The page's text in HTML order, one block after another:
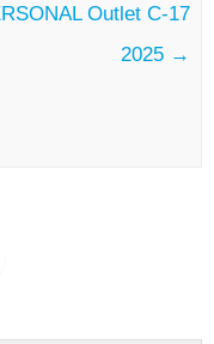
Outlet C-17
2025 →